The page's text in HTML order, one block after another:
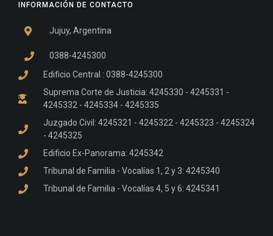
INFORMACIÓN DE CONTACTO
Jujuy, Argentina
0388-4245300
Edificio Central : 0388-4245300
Suprema Corte de Justicia: 4245330 - 4245331 -
4245332 - 4245334 - 4245335
Juzgado Civil: 4245321 - 4245322 - 4245323 - 4245324
- 4245325
Edificio Ex-Panorama: 4245342
Tribunal de Familia - Vocalías 1, 2 y 3: 4245340
Tribunal de Familia - Vocalías 4, 5 y 6: 4245341